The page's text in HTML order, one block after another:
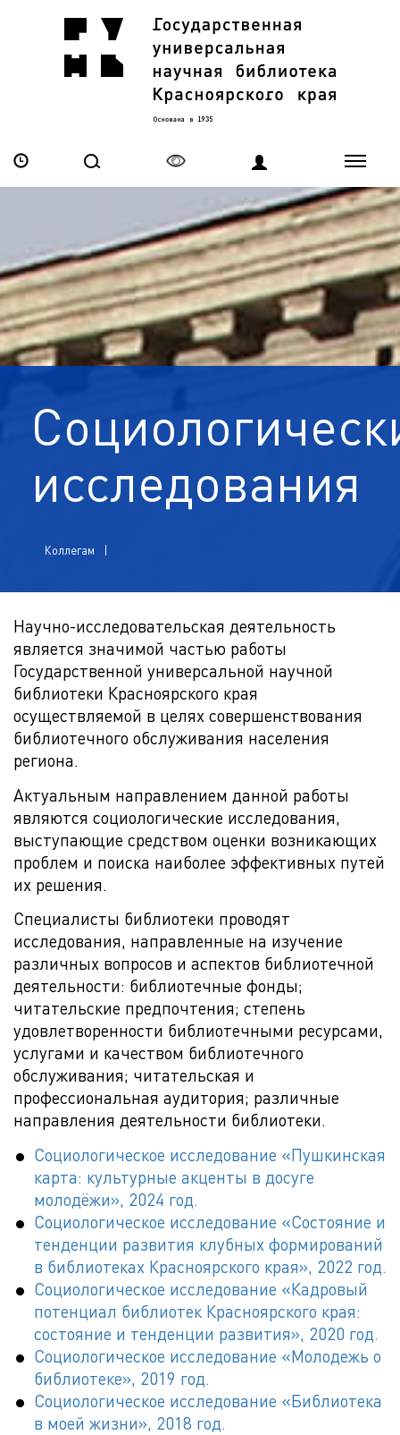
исследования
Коллегам
Научно-исследовательская деятельность
является значимой частью работы
Государственной универсальной научной
библиотеки Красноярского края
осуществляемой в целях совершенствования
библиотечного обслуживания населения
региона.
Актуальным направлением данной работы
являются социологические исследования,
выступающие средством оценки возникающих
проблем и поиска наиболее эффективных путей
их решения.
Специалисты библиотеки проводят
исследования, направленные на изучение
различных вопросов и аспектов библиотечной
деятельности: библиотечные фонды;
читательские предпочтения; степень
удовлетворенности библиотечными ресурсами,
услугами и качеством библиотечного
обслуживания; читательская и
профессиональная аудитория; различные
направления деятельности библиотеки.
Социологическое исследование «Пушкинская
карта: культурные акценты в досуге
молодёжи», 2024 год.
Социологическое исследование «Состояние и
тенденции развития клубных формирований
в библиотеках Красноярского края», 2022 год.
Социологическое исследование «Кадровый
потенциал библиотек Красноярского края:
состояние и тенденции развития», 2020 год.
Социологическое исследование «Молодежь о
библиотеке», 2019 год.
Социологическое исследование «Библиотека
в моей жизни», 2018 год.